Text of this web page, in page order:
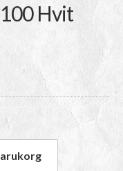
Hvit
| 100 Hvit mängd